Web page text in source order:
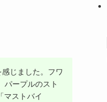
じました。フワ
パープルのスト
マストバイ